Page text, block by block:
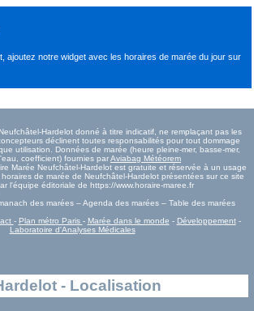
ajoutez notre widget avec les horaires de marée du joursur
Hardelot donné à titre indicatif, ne remplaçant pas les
déclinent toutes responsabilités pour tout dommage
utilisation. Données de marée (heure pleine-mer, basse-mer,
coefficient) fournies parAviabag Météorem
Marée Neufchâtel-Hardelot est gratuite et réservée à un usage
de marée de Neufchâtel-Hardelot présentées sur ce site
l'équipe éditoriale de https://www.horaire-maree.fr
des marées – Agenda des marées – Table des marées
- Plan métro Paris - Marée dans le monde - Développement-
Laboratoire d'Analyses Médicales
- Localisation